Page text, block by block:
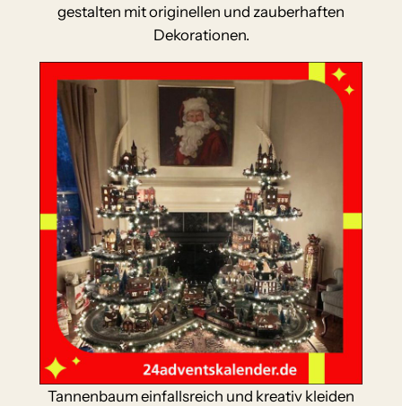
gestalten mit originellen und zauberhaften
Dekorationen.
Tannenbaum einfallsreich und kreativ kleiden